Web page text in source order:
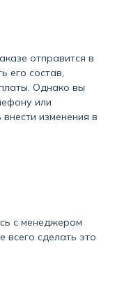
отправится в
его состав,
Однако вы
или
изменения в
с менеджером
сделать это